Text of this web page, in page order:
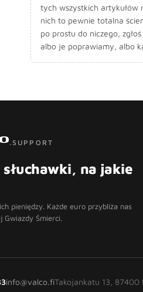
tych wszystkich artykułów
nich to pewnie totalna
po prostu do niczego,
albo je poprawiamy, albo
.SUPPORT
słuchawki, na jakie
pieniędzy. Każde euro przybliża nas
Gwiazdy Śmierci.
info@valco.fiTakojankatu 13, 87400